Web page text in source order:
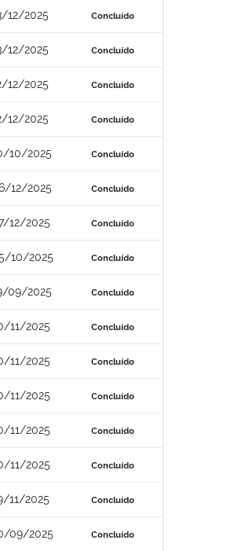
12/2025 Concluído
12/2025 Concluído
12/2025 Concluído
12/2025 Concluído
10/2025 Concluído
12/2025 Concluído
12/2025 Concluído
10/2025 Concluído
09/2025 Concluído
11/2025 Concluído
11/2025 Concluído
11/2025 Concluído
11/2025 Concluído
11/2025 Concluído
11/2025 Concluído
09/2025 Concluído